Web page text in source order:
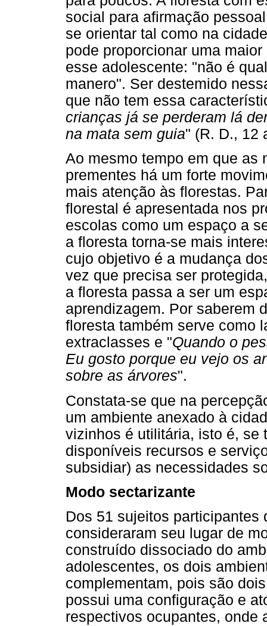
social para afirmação
se orientar tal como na
pode proporcionar uma
esse adolescente: "não é
manero". Ser destemido
que não tem essa
crianças já se perderam lá
na mata sem guia" (R. D., 12
Ao mesmo tempo em que as
prementes há um forte
mais atenção às florestas.
florestal é apresentada nos
escolas como um espaço a
a floresta torna-se mais
cujo objetivo é a mudança
vez que precisa ser
a floresta passa a ser um
aprendizagem. Por saberem
floresta também serve como
extraclasses e "Quando o
Eu gosto porque eu vejo os
sobre as árvores".
Constata-se que na
um ambiente anexado à
vizinhos é utilitária, isto é, se
disponíveis recursos e
subsidiar) as necessidades
Modo sectarizante
Dos 51 sujeitos participantes
consideraram seu lugar de
construído dissociado do
adolescentes, os dois
complementam, pois são
possui uma configuração e
respectivos ocupantes, onde